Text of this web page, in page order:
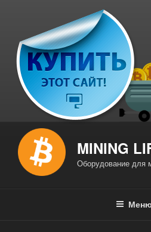
содержимому
MINING
Оборудование для